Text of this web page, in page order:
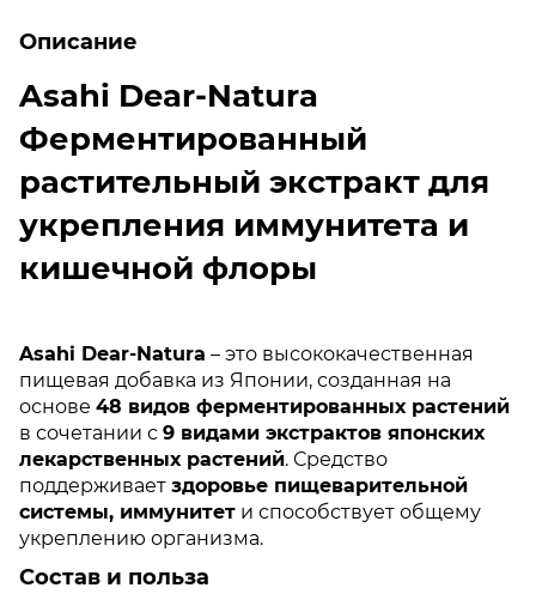
Описание
Asahi Dear-Natura
Ферментированный
растительный экстракт для
укрепления иммунитета и
кишечной флоры
Asahi Dear-Natura – это высококачественная
пищевая добавка из Японии, созданная на
основе 48 видов ферментированных растений
в сочетании с 9 видами экстрактов японских
лекарственных растений. Средство
поддерживает здоровье пищеварительной
системы, иммунитет и способствует общему
укреплению организма.
Состав и польза